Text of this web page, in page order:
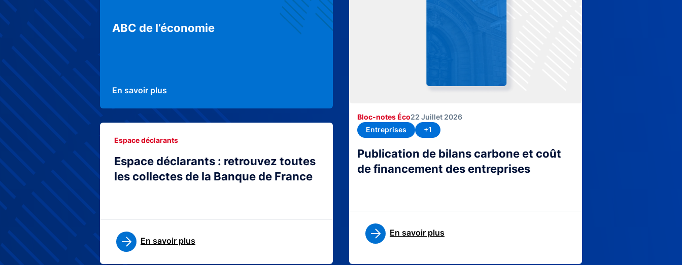
Publication de bilans carbone et coût
de financement des entreprises
Bloc-notes Éco22 Juillet 2026
Entreprises
+1
En savoir plus
ABC de l’économie
En savoir plus
Espace déclarants : retrouvez toutes
les collectes de la Banque de France
Espace déclarants
En savoir plus